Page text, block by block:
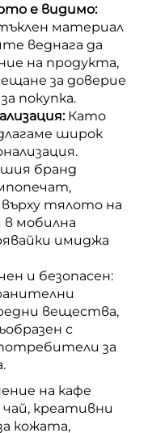
е видимо:
материал
веднага да
на продукта,
за доверие
покупка.
Като
широк
бранд
тялото на
мобилна
имиджа
и безопасен:
вещества,
с
за
на кафе
чай, креативни
кожата,